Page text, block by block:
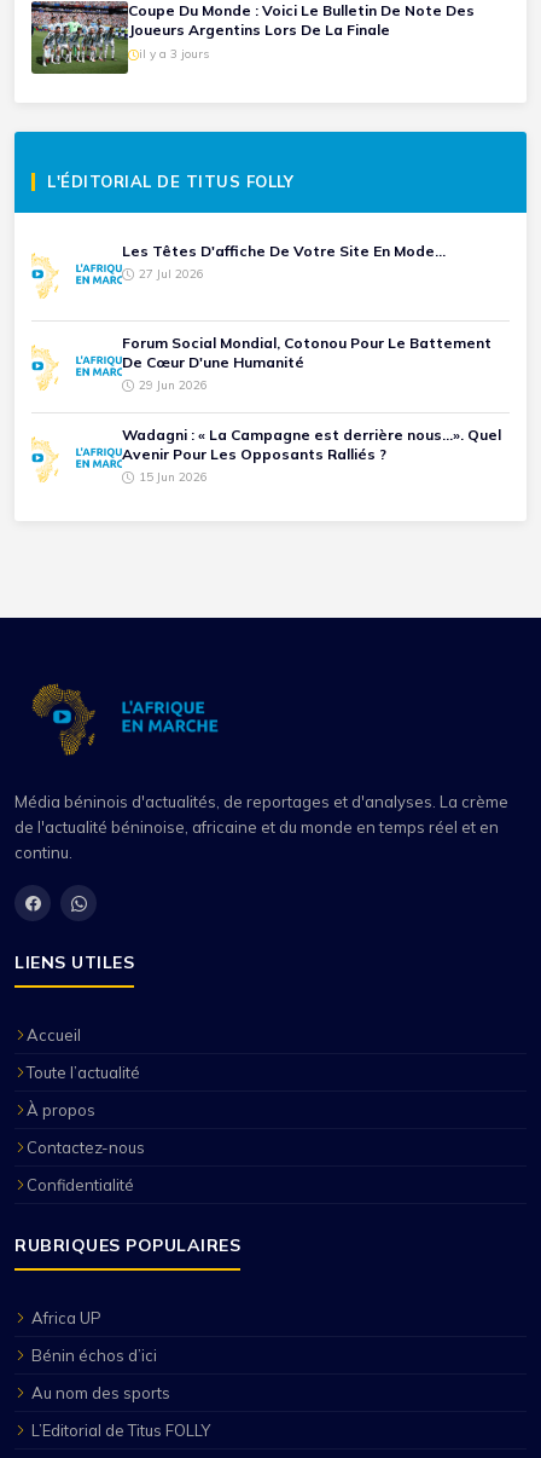
Coupe Du Monde : Voici Le Bulletin De Note Des
Joueurs Argentins Lors De La Finale
il y a 3 jours
L'ÉDITORIAL DE TITUS FOLLY
Les Têtes D'affiche De Votre Site En Mode...
27 Jul 2026
Forum Social Mondial, Cotonou Pour Le Battement
De Cœur D'une Humanité
29 Jun 2026
Wadagni : « La Campagne est derrière nous...». Quel
Avenir Pour Les Opposants Ralliés ?
15 Jun 2026
Média béninois d'actualités, de reportages et d'analyses. La crème
de l'actualité béninoise, africaine et du monde en temps réel et en
continu.
LIENS UTILES
Accueil
Toute l’actualité
À propos
Contactez-nous
Confidentialité
RUBRIQUES POPULAIRES
Africa UP
Bénin échos d’ici
Au nom des sports
L’Editorial de Titus FOLLY